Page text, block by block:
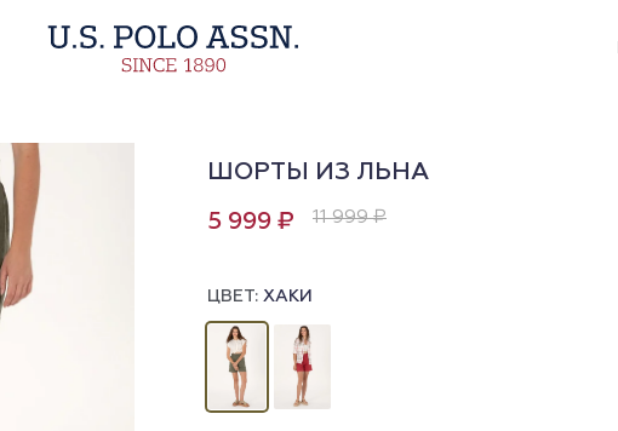
ШОРТЫ ИЗ ЛЬНА
5 999 ₽ 11 999 ₽
ЦВЕТ: ХАКИ